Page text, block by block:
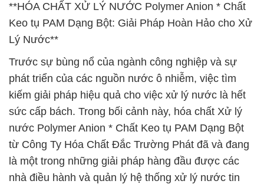
**HÓA CHẤT XỬ LÝ NƯỚC Polymer Anion * Chất
Keo tụ PAM Dạng Bột: Giải Pháp Hoàn Hảo cho Xử
Lý Nước**
Trước sự bùng nổ của ngành công nghiệp và sự
phát triển của các nguồn nước ô nhiễm, việc tìm
kiếm giải pháp hiệu quả cho việc xử lý nước là hết
sức cấp bách. Trong bối cảnh này, hóa chất Xử lý
nước Polymer Anion * Chất Keo tụ PAM Dạng Bột
từ Công Ty Hóa Chất Đắc Trường Phát đã và đang
là một trong những giải pháp hàng đầu được các
nhà điều hành và quản lý hệ thống xử lý nước tin